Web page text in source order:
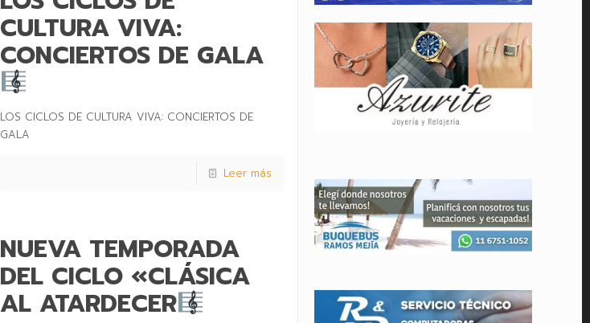
CULTURA VIVA:
CONCIERTOS DE GALA
LOS CICLOS DE CULTURA VIVA: CONCIERTOS DE
GALA
Leer más
NUEVA TEMPORADA
DEL CICLO «CLÁSICA
AL ATARDECER